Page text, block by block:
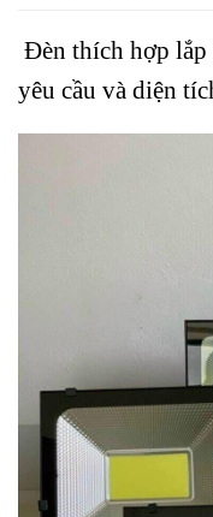
Đèn thích hợp lắp
yêu cầu và diện